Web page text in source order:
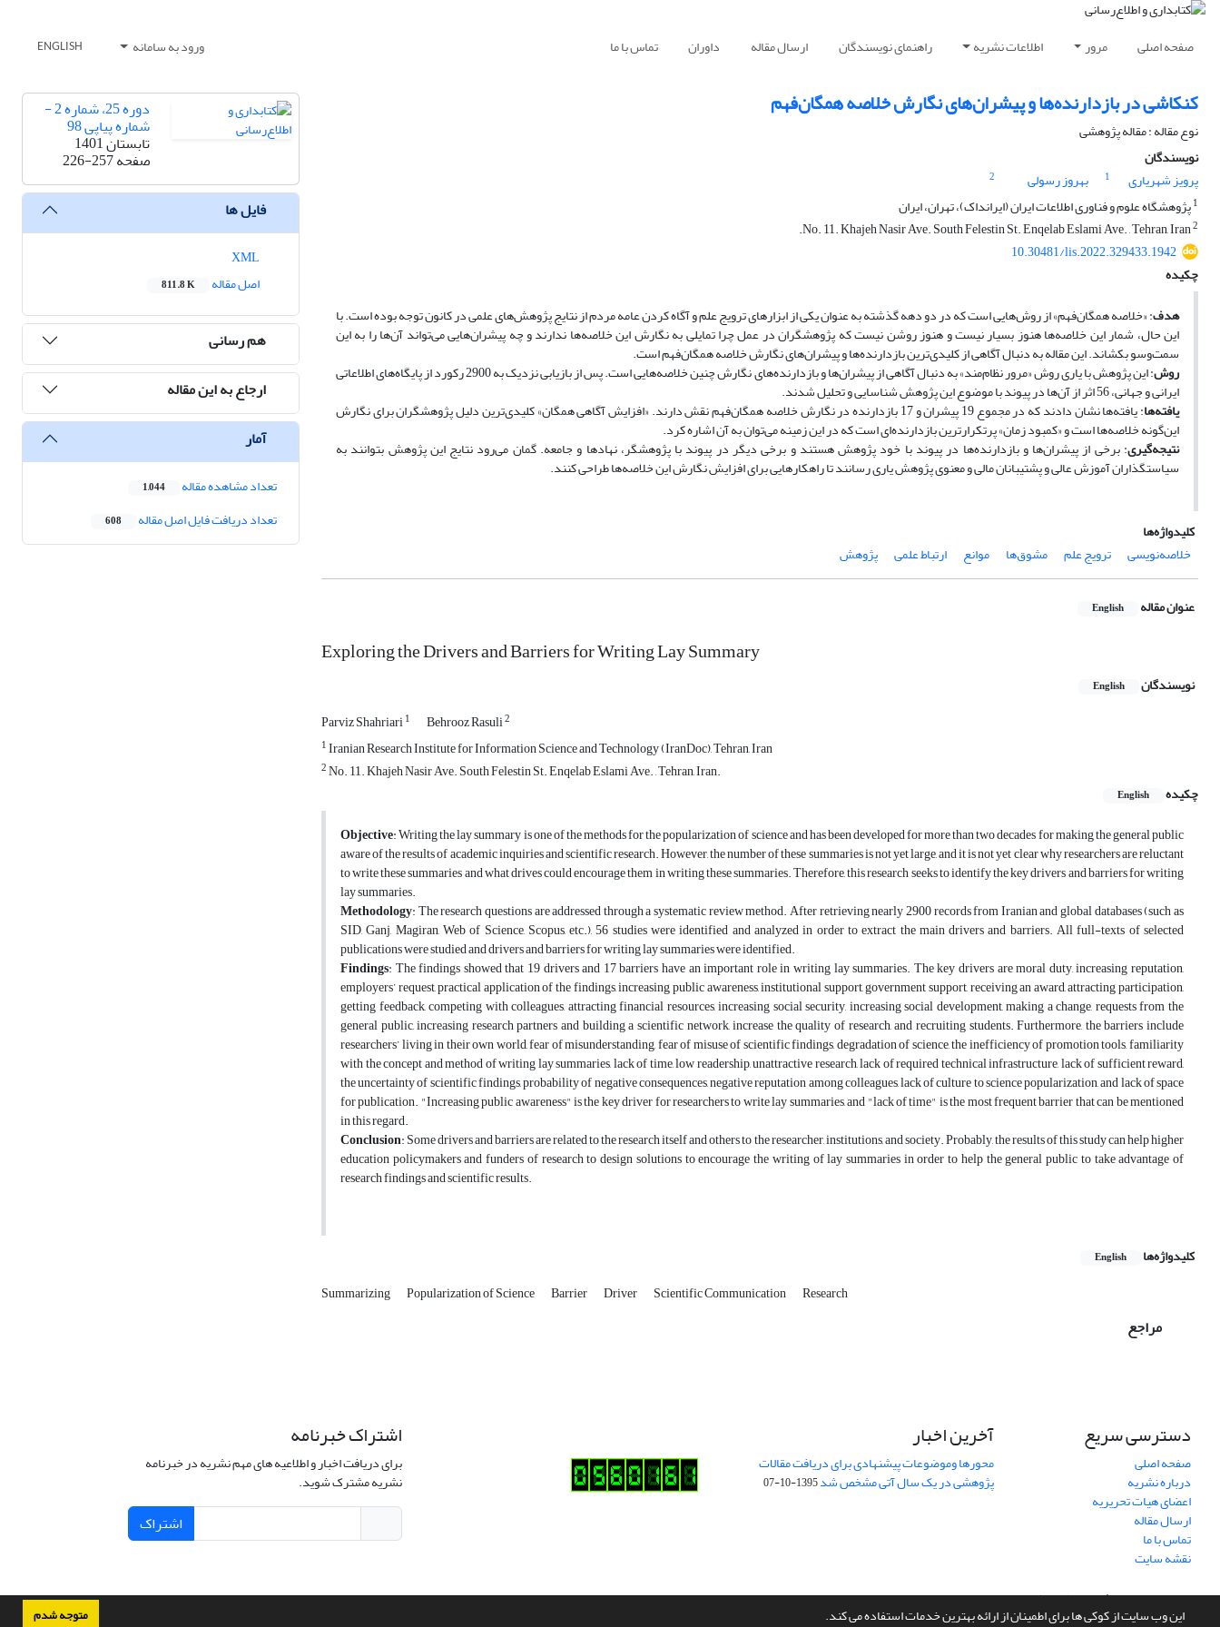
این وب سایت از کوکی ها برای اطمینان از ارائه بهترین خدمات استفاده می کند. متوجه شدم
صفحه اصلی مرور اطلاعات نشریه راهنمای نویسندگان ارسال مقاله داوران تماس با ما ورود به سامانه ENGLISH
کنکاشی در بازدارنده‌ها و پیشران‌های نگارش خلاصه همگان‌فهم
نوع مقاله : مقاله پژوهشی
نویسندگان
پرویز شهریاری
1 بهروز رسولی
2
1پژوهشگاه علوم و فناوری اطلاعات ایران (ایرانداک)، تهران، ایران
2
10.30481/lis.2022.329433.1942
چکیده
هدف: «خلاصه همگان‌فهم» از روش‌هایی است که در دو دهه گذشته به عنوان یکی از ابزارهای ترویج علم و آگاه کردن عامه مردم از نتایج پژوهش‌های علمی در کانون توجه بوده است. با
این حال، شمار این خلاصه‌ها هنوز بسیار نیست و هنوز روشن نیست که پژوهشگران در عمل چرا تمایلی به نگارش این خلاصه‌ها ندارند و چه پیشران‌هایی می‌تواند آن‌ها را به این
سمت‌وسو بکشاند. این مقاله به دنبال آگاهی از کلیدی‌ترین بازدارنده‌ها و پیشران‌های نگارش خلاصه همگان‌فهم است.
روش : این پژوهش با یاری روش «مرور نظام‌مند» به دنبال آگاهی از پیشران‌ها و بازدارنده‌های نگارش چنین خلاصه‌هایی است. پس از بازیابی نزدیک به 2900 رکورد از پایگاه‌های اطلاعاتی
ایرانی و جهانی، 56 اثر از آن‌ها در پیوند با موضوع این پژوهش شناسایی و تحلیل شدند.
یافته‌ها : یافته‌ها نشان دادند که در مجموع 19 پیشران و 17 بازدارنده در نگارش خلاصه همگان‌فهم نقش دارند. «افزایش آگاهی همگان» کلیدی‌ترین دلیل پژوهشگران برای نگارش
این‌گونه خلاصه‌ها است و «کمبود زمان» پرتکرارترین بازدارنده‌ای است که در این زمینه می‌توان به آن اشاره کرد.
نتیجه‌گیری: برخی از پیشران‌ها و بازدارنده‌ها در پیوند با خود پژوهش هستند و برخی دیگر در پیوند با پژوهشگر، نهادها و جامعه. گمان می‌رود نتایج این پژوهش بتوانند به
سیاستگذاران آموزش عالی و پشتیبانان مالی و معنوی پژوهش یاری رسانند تا راهکارهایی برای افزایش نگارش این خلاصه‌ها طراحی کنند.
کلیدواژه‌ها
خلاصه‌نویسی
ترویج علم مشوق‌ها موانع ارتباط علمی پژوهش
عنوان مقاله English
Exploring the Drivers and Barriers for Writing Lay Summary
نویسندگان English
Parviz Shahriari1 Behrooz Rasuli2
1Iranian Research Institute for Information Science and Technology (IranDoc), Tehran, Iran
2No. 11. Khajeh Nasir Ave. South Felestin St. Enqelab Eslami Ave. , Tehran, Iran.
چکیده
English
Objective: Writing the lay summary is one of the methods for the popularization of science and has been developed for more than two decades for making the general public
aware of the results of academic inquiries and scientific research. However, the number of these summaries is not yet large, and it is not yet clear why researchers are reluctant
to write these summaries and what drives could encourage them in writing these summaries. Therefore, this research seeks to identify the key drivers and barriers for writing
lay summaries.
Methodology: The research questions are addressed through a systematic review method. After retrieving nearly 2900 records from Iranian and global databases (such as
SID, Ganj, Magiran, Web of Science, Scopus, etc.), 56 studies were identified and analyzed in order to extract the main drivers and barriers. All full-texts of selected
publications were studied and drivers and barriers for writing lay summaries were identified.
Findings: The findings showed that 19 drivers and 17 barriers have an important role in writing lay summaries. The key drivers are moral duty, increasing reputation,
employers’ request, practical application of the findings, increasing public awareness, institutional support, government support, receiving an award, attracting participation,
getting feedback, competing with colleagues, attracting financial resources, increasing social security, increasing social development, making a change, requests from the
general public, increasing research partners and building a scientific network, increase the quality of research, and recruiting students. Furthermore, the barriers include
researchers’ living in their own world, fear of misunderstanding, fear of misuse of scientific findings, degradation of science, the inefficiency of promotion tools, familiarity
with the concept and method of writing lay summaries, lack of time, low readership, unattractive research, lack of required technical infrastructure, lack of sufficient reward,
the uncertainty of scientific findings, probability of negative consequences, negative reputation among colleagues, lack of culture to science popularization, and lack of space
for publication. "Increasing public awareness" is the key driver for researchers to write lay summaries, and "lack of time" is the most frequent barrier that can be mentioned
in this regard.
Conclusion: Some drivers and barriers are related to the research itself and others to the researcher, institutions, and society. Probably, the results of this study can help higher
education policymakers and funders of research to design solutions to encourage the writing of lay summaries in order to help the general public to take advantage of
research findings and scientific results.
کلیدواژه‌ها English
Summarizing Popularization of Science Barrier Driver Scientific Communication Research
مراجع
دوره 25، شماره 2 -
شماره پیاپی 98
تابستان 1401
صفحه226-257
فایل ها
اصل مقاله
811.8 K
هم رسانی
ارجاع به این مقاله
آمار
تعداد مشاهده مقاله 1,044
تعداد دریافت فایل اصل مقاله 608
دسترسی سریع
صفحه اصلی
درباره نشریه
اعضای هیات تحریریه
ارسال مقاله
تماس با ما
نقشه سایت
آخرین اخبار
محورها وموضوعات پیشنهادی برای دریافت مقالات
پژوهشی در یک سال آتی مشخص شد1395-10-07
اشتراک خبرنامه
برای دریافت اخبار و اطلاعیه های مهم نشریه در خبرنامه
نشریه مشترک شوید.
اشتراک
سامانه مدیریت نشریات علمی.طراحی و پیاده سازی ازسیناوب